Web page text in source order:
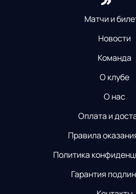
Матчи и
Новости
Команда
О клубе
О нас
Оплата и
Правила
Политика
Гарантия